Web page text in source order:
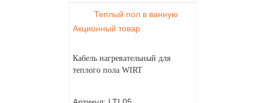
Теплый пол в ванную
Акционный товар
Кабель нагревательный для
теплого пола WIRT